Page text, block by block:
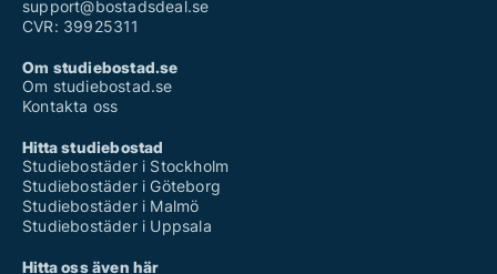
support@bostadsdeal.se
CVR: 39925311
Om studiebostad.se
Om studiebostad.se
Kontakta oss
Hitta studiebostad
Studiebostäder i Stockholm
Studiebostäder i Göteborg
Studiebostäder i Malmö
Studiebostäder i Uppsala
Hitta oss även här